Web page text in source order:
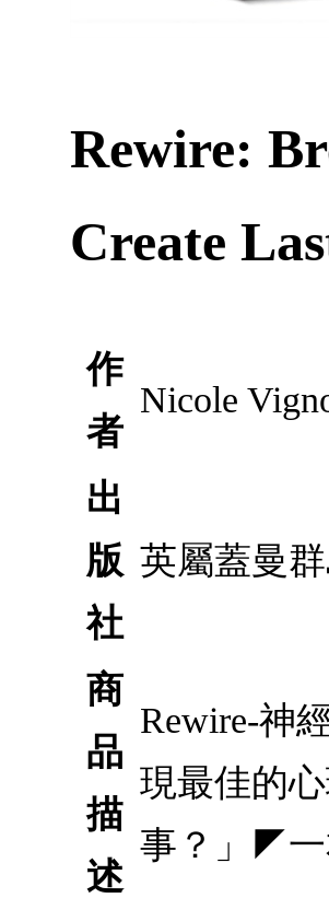
Rewire:
Create
作
者
Nicole
出
版
社
英屬蓋曼
商
品
描
述
Rewire-神
現最佳的
事？」◤一